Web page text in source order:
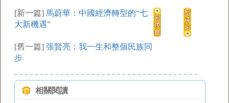
[新一篇] 馬蔚華：中國經濟轉型的“七
大新機遇”
[舊一篇] 張賢亮：我一生和整個民族同
步
相關閱讀